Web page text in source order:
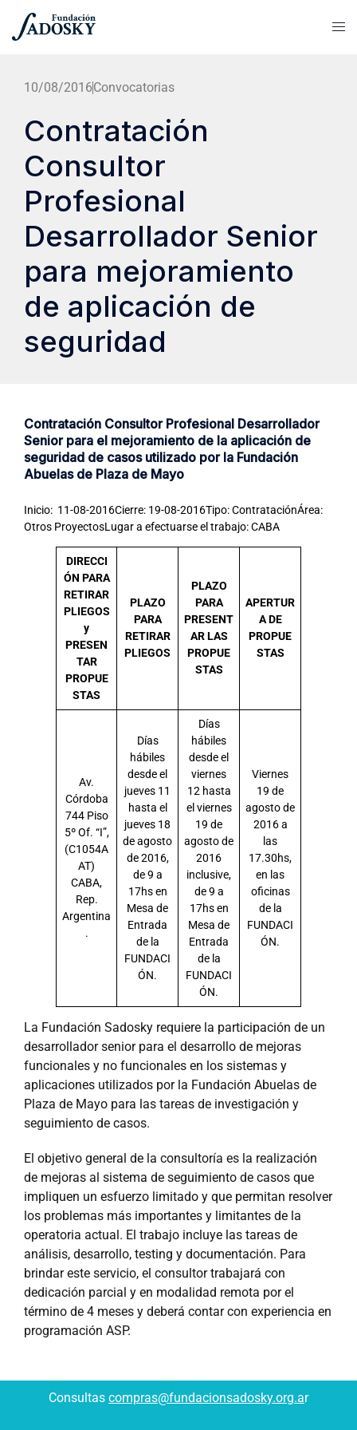
10/08/2016Convocatorias
Contratación
Consultor
Profesional
Desarrollador Senior
para mejoramiento
de aplicación de
seguridad
Contratación Consultor Profesional Desarrollador
Senior para el mejoramiento de la aplicación de
seguridad de casos utilizado por la Fundación
Abuelas de Plaza de Mayo
Inicio: 11-08-2016Cierre: 19-08-2016Tipo: ContrataciónÁrea:
Otros ProyectosLugar a efectuarse el trabajo: CABA
DIRECCI
ÓN PARA
RETIRAR
PLIEGOS
y
PRESEN
TAR
PROPUE
STAS
PLAZO
PARA
RETIRAR
PLIEGOS
PLAZO
PARA
PRESENT
AR LAS
PROPUE
STAS
APERTUR
A DE
PROPUE
STAS
Av.
Córdoba
744 Piso
5º Of. “I”,
(C1054A
AT)
CABA,
Rep.
Argentina
.
Días
hábiles
desde el
jueves 11
hasta el
jueves 18
de agosto
de 2016,
de 9 a
17hs en
Mesa de
Entrada
de la
FUNDACI
ÓN.
Días
hábiles
desde el
viernes
12 hasta
el viernes
19 de
agosto de
2016
inclusive,
de 9 a
17hs en
Mesa de
Entrada
de la
FUNDACI
ÓN.
Viernes
19 de
agosto de
2016 a
las
17.30hs,
en las
oficinas
de la
FUNDACI
ÓN.
La Fundación Sadosky requiere la participación de un
desarrollador senior para el desarrollo de mejoras
funcionales y no funcionales en los sistemas y
aplicaciones utilizados por la Fundación Abuelas de
Plaza de Mayo para las tareas de investigación y
seguimiento de casos.
El objetivo general de la consultoría es la realización
de mejoras al sistema de seguimiento de casos que
impliquen un esfuerzo limitado y que permitan resolver
los problemas más importantes y limitantes de la
operatoria actual. El trabajo incluye las tareas de
análisis, desarrollo, testing y documentación. Para
brindar este servicio, el consultor trabajará con
dedicación parcial y en modalidad remota por el
término de 4 meses y deberá contar con experiencia en
programación ASP.
Consultas compras@fundacionsadosky.org.ar